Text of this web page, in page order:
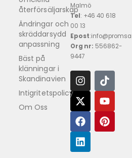
Malmö
Tel: +46 40 618 ​
00 13
Epost
Org nr: 556862-
9447
återförsäljarskap
Ändringar och
skräddarsydd
anpassning
Bäst på
klänningar i
Skandinavien
Intigritetspolicy
Om Oss